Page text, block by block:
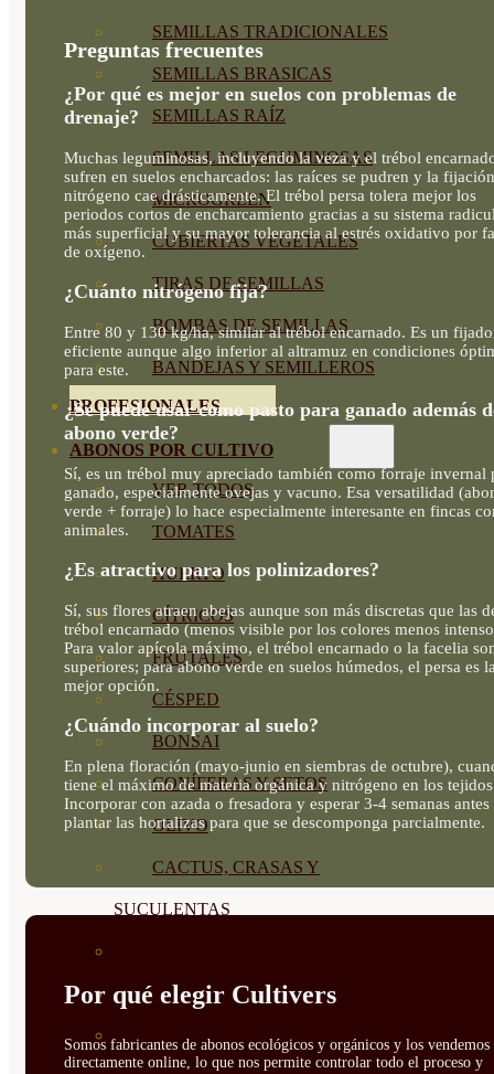
SEMILLAS TRADICIONALES
SEMILLAS BRASICAS
SEMILLAS RAÍZ
SEMILLAS LEGUMINOSAS
MICROGREEN
CUBIERTAS VEGETALES
TIRAS DE SEMILLAS
BOMBAS DE SEMILLAS
BANDEJAS Y SEMILLEROS
PROFESIONALES
ABONOS POR CULTIVO
VER TODOS
TOMATES
HUERTO
CÍTRICOS
FRUTALES
CÉSPED
BONSAI
CONÍFERAS Y SETOS
OLIVO
CACTUS, CRASAS Y
SUCULENTAS
ORQUIDEAS
ORNAMENTALES
Preguntas frecuentes
¿Por qué es mejor en suelos con problemas de
drenaje?
Muchas leguminosas, incluyendo la veza y el trébol
sufren en suelos encharcados: las raíces se pudren y la
nitrógeno cae drásticamente. El trébol persa tolera mejor los
periodos cortos de encharcamiento gracias a su sistema
más superficial y su mayor tolerancia al estrés oxidativo por
de oxígeno.
¿Cuánto nitrógeno fija?
Entre 80 y 130 kg/ha, similar al trébol encarnado. Es un
eficiente aunque algo inferior al altramuz en condiciones
para este.
¿Se puede usar como pasto para ganado además
abono verde?
Sí, es un trébol muy apreciado también como forraje invernal
ganado, especialmente ovejas y vacuno. Esa versatilidad
verde + forraje) lo hace especialmente interesante en fincas
animales.
¿Es atractivo para los polinizadores?
Sí, sus flores atraen abejas aunque son más discretas que las
trébol encarnado (menos visible por los colores menos
Para valor apícola máximo, el trébol encarnado o la facelia
superiores; para abono verde en suelos húmedos, el persa es
mejor opción.
¿Cuándo incorporar al suelo?
En plena floración (mayo-junio en siembras de octubre),
tiene el máximo de materia orgánica y nitrógeno en los
Incorporar con azada o fresadora y esperar 3-4 semanas antes
plantar las hortalizas para que se descomponga parcialmente.
Por qué elegir Cultivers
Somos fabricantes de abonos ecológicos y orgánicos y los vendemos
directamente online, lo que nos permite controlar todo el proceso y